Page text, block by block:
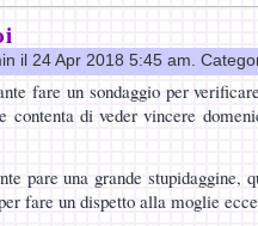
il 24 Apr 2018 5:45 am.
fare un sondaggio per
contenta di veder vincere
pare una grande stupidaggine,
fare un dispetto alla moglie